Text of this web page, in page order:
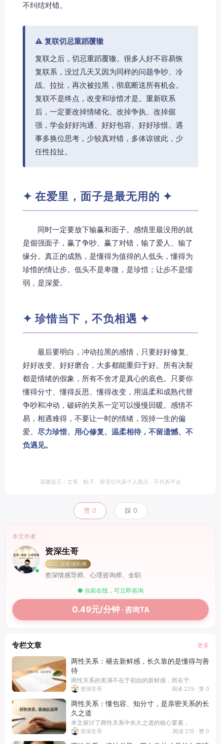
不纠结对错。
⚠️ 复联切忌重蹈覆辙
复联之后，切忌重蹈覆辙。很多人好不容易恢
复联系，没过几天又因为同样的问题争吵、冷
战、拉扯，再次被拉黑，彻底断送所有机会。
复联不是终点，改变和珍惜才是。重新联系
后，一定要改掉情绪化、改掉争执、改掉倔
强，学会好好沟通、好好包容、好好珍惜。遇
事多换位思考，少较真对错，多体谅彼此，少
任性拉扯。
✦ 在爱里，面子是最无用的 ✦
同时一定要放下输赢和面子。感情里最没用的就
是倔强面子，赢了争吵、赢了对错，输了爱人、输了
缘分。真正的成熟，是懂得为值得的人低头，懂得为
珍惜的情让步。低头不是卑微，是珍惜；让步不是懦
弱，是深爱。
✦ 珍惜当下，不负相遇 ✦
最后要明白，冲动拉黑的感情，只要好好修复、
好好改变、好好磨合，大多都能重归于好。所有决裂
都是情绪的假象，所有不舍才是真心的底色。只要你
懂得分寸、懂得反思、懂得改变，用温柔和成熟代替
争吵和冲动，破碎的关系一定可以慢慢回暖。感情不
易，相遇难得，不要让一时的情绪，毁掉一生的偏
爱。 尽力珍惜、用心修复、温柔相待，不留遗憾、不
负遇见。
温馨提示：文章、帖子、评语仅代表个人观点，不代表平台
赞 0 踩 0
本文作者
资深生哥
LV2.温暖倾听师
资深情感导师、心理咨询师、全职
● 当前在线，可立即咨询
0.49元/分钟· 咨询TA
专栏文章 更多
两性关系：褪去新鲜感，长久靠的是懂得与善
待
两性关系的美满不在于初始的新鲜感，而在于
资深生哥 阅读 225 · 赞 0
两性关系：懂包容、知分寸，是亲密关系的长
久之道
本文探讨了两性关系中长久之道的核心要素，
资深生哥 阅读 215 · 赞 0